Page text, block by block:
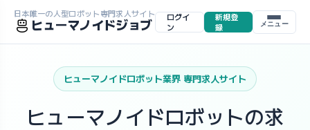
日本唯一の人型ロボット専門求人サイト
ヒューマノイドジョブ
ログイ
ン
新規登
録
メニュー
ヒューマノイドロボット業界 専門求人サイト
ヒューマノイドロボットの求